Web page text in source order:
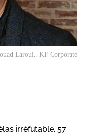
Laroui.. KF Corporate
irréfutable. 57